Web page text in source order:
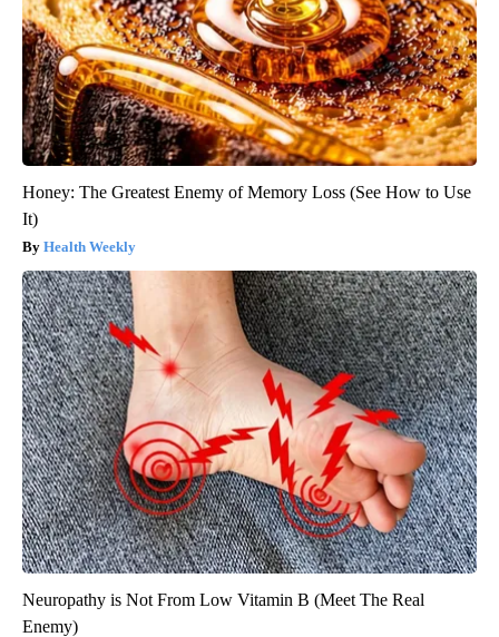
Honey: The Greatest Enemy of Memory Loss (See How to Use
It)
Health Weekly
Neuropathy is Not From Low Vitamin B (Meet The Real
Enemy)